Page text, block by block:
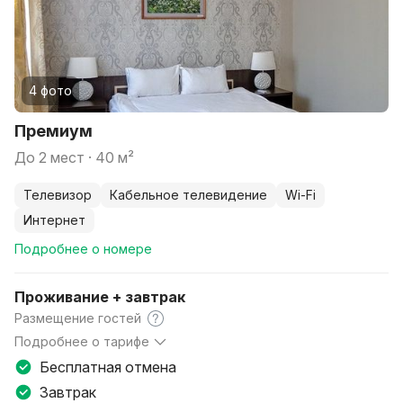
Премиум
до 2 мест · 40 м²
телевизор кабельное телевидение
Wi-Fi
интернет
Подробнее о номере
4 фото
Проживание + завтрак
Размещение гостей
Подробнее о тарифе
Для детей в возрасте до 8-и лет плата за проживание
без предоставления отдельного койка-места не
Бесплатная отмена
Завтрак